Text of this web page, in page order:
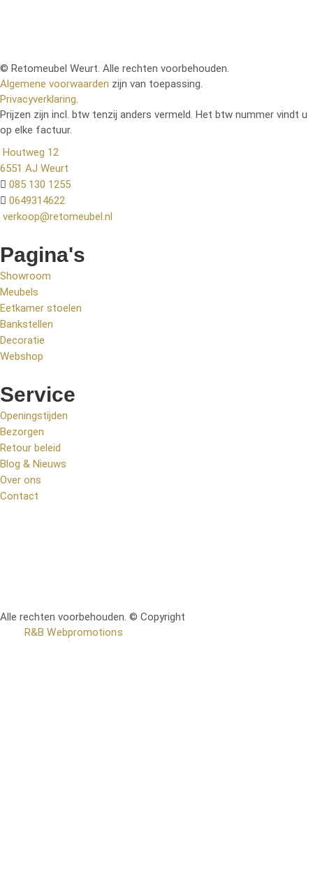
© Retomeubel Weurt. Alle rechten voorbehouden.
Algemene voorwaarden zijn van toepassing.
Privacyverklaring.
Prijzen zijn incl. btw tenzij anders vermeld. Het btw nummer vindt u
op elke factuur.
Houtweg 12
6551 AJ Weurt
085 130 1255
0649314622
verkoop@retomeubel.nl
Pagina's
Showroom
Meubels
Eetkamer stoelen
Bankstellen
Decoratie
Webshop
Service
Openingstijden
Bezorgen
Retour beleid
Blog & Nieuws
Over ons
Contact
Alle rechten voorbehouden. © Copyright
R&B Webpromotions